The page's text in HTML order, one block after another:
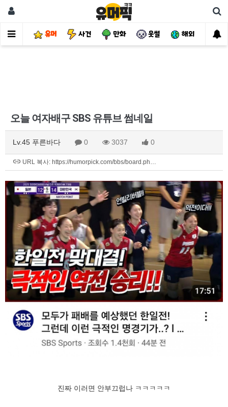
유머 사건 만화 웃썰 해외 핫
오늘 여자배구 SBS 유튜브 썸네일
Lv.45 푸른바다 0 3037 0
URL 복사: https://humorpick.com/bbs/board.ph…
진짜 이러면 안부끄럽나 ㅋㅋㅋㅋㅋ